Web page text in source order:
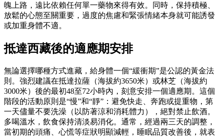
魄上路，遠比依賴任何單一藥物來得有效。同時，保持積極、
放鬆的心態至關重要，過度的焦慮和緊張情緒本身就可能誘發
或加重身體不適。
抵達西藏後的適應期安排
無論選擇哪種方式進藏，給身體一個“緩衝期”是公認的黃金法
則。強烈建議在抵達拉薩（海拔約3650米）或林芝（海拔約
3000米）後的最初48至72小時內，刻意安排一個適應期。這個
階段的活動原則是“慢”和“靜”：避免快走、奔跑或提重物，第
一天儘量不要洗澡（以防著涼和消耗體力），絕對禁止飲酒。
多喝溫水，飲食保持清淡易消化。通常，經過兩三天的調整，
當初期的頭痛、心慌等症狀明顯減輕，睡眠品質改善後，就表